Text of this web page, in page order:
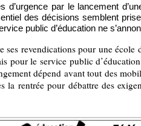
d’urgence par le lancement
des décisions semblent
public d’éducation ne
ses revendications pour une
pour le service public
dépend avant tout des
la rentrée pour débattre des